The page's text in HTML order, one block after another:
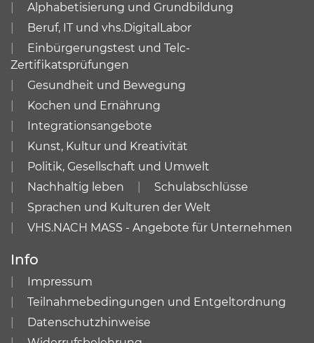
Alphabetisierung und Grundbildung
Beruf, IT und vhs.DigitalLabor
Einbürgerungstest und Telc-
Zertifikatsprüfungen
Gesundheit und Bewegung
Kochen und Ernährung
Integrationsangebote
Kunst, Kultur und Kreativität
Politik, Gesellschaft und Umwelt
Nachhaltig leben
Schulabschlüsse
Sprachen und Kulturen der Welt
VHS.NACH MASS - Angebote für Unternehmen
Info
Impressum
Teilnahmebedingungen und Entgeltordnung
Datenschutzhinweise